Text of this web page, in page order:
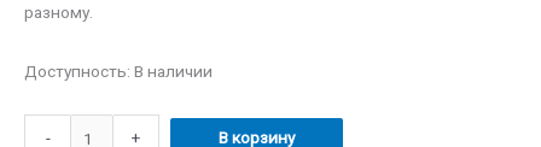
разному.
Доступность: В наличии
- +
В корзину